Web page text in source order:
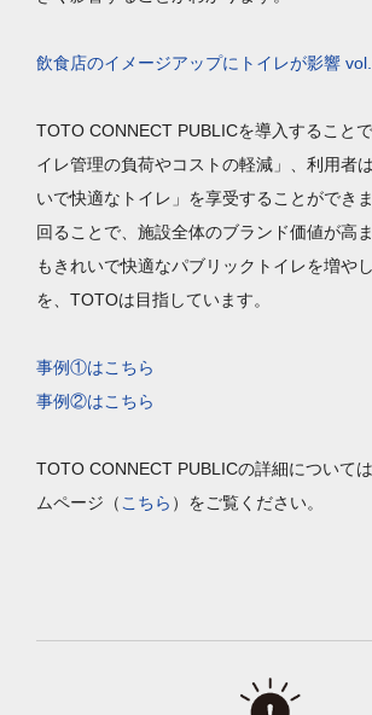
飲食店のイメージアップにトイレが影響
TOTO CONNECT PUBLICを導入すること
イレ管理の負荷やコストの軽減」、利用者
いで快適なトイレ」を享受することができ
回ることで、施設全体のブランド価値が高
もきれいで快適なパブリックトイレを増や
を、TOTOは目指しています。
事例①はこちら
事例②はこちら
TOTO CONNECT PUBLICの詳細について
ムページ（ こちら ）をご覧ください。